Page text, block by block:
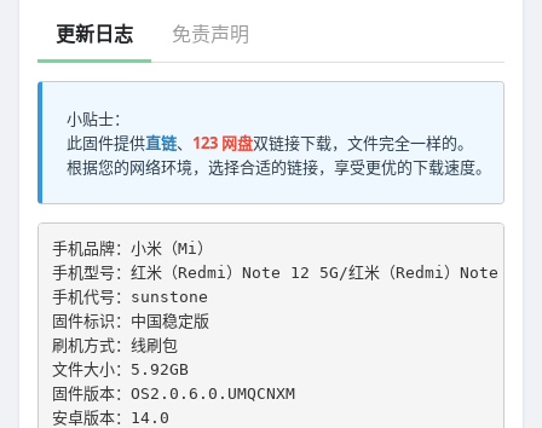
更新日志 免责声明
小贴士：
此固件提供直链、 123 网盘双链接下载，文件完全一样的。
根据您的网络环境，选择合适的链接，享受更优的下载速度。
手机品牌：小米（Mi）
手机型号：红米（Redmi）Note 12 5G/红米（Redmi）Note
手机代号：sunstone
固件标识：中国稳定版
刷机方式：线刷包
文件大小：5.92GB
固件版本：OS2.0.6.0.UMQCNXM
安卓版本：14.0